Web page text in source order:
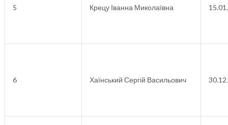
5 Крецу Іванна Миколаївна
6 Хаїнський Сергій Васильович